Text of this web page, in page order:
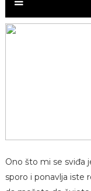
Ono što mi se sviđa
sporo i ponavlja iste